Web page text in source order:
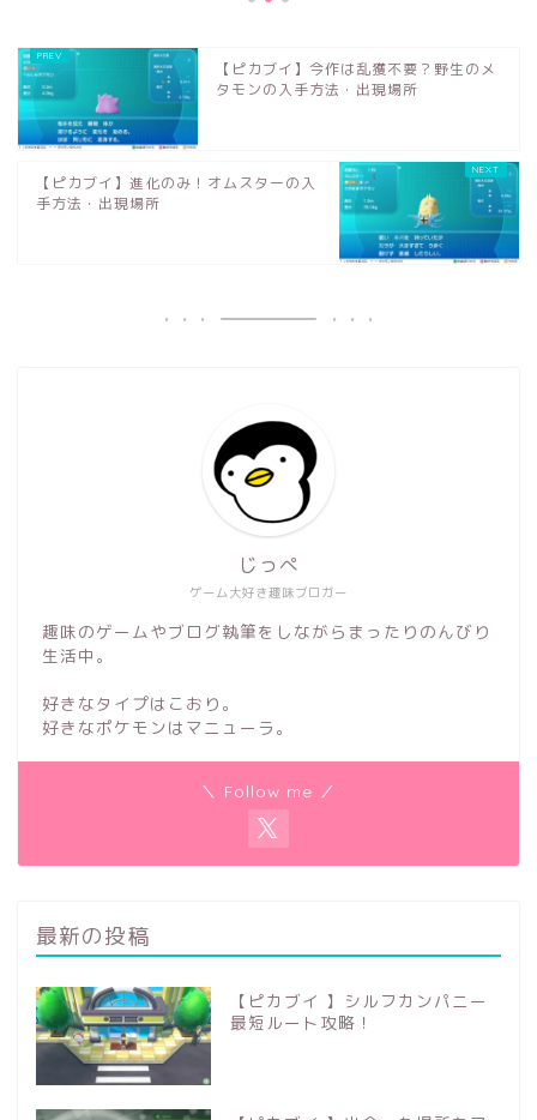
【ピカブイ】今作は乱獲不要？野生のメ
タモンの入手方法・出現場所
【ピカブイ】進化のみ！オムスターの入
手方法・出現場所
ゲーム大好き趣味ブロガー
じっぺ
趣味のゲームやブログ執筆をしながらまったりのんびり
生活中。
好きなタイプはこおり。
好きなポケモンはマニューラ。
＼ Follow me ／
最新の投稿
【ピカブイ 】シルフカンパニー
最短ルート攻略！